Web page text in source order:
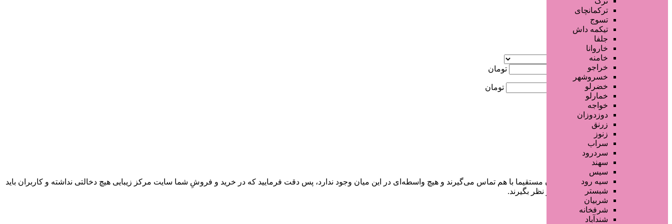
ترکمانچای
تسوج
تیکمه داش
جلفا
خاروانا
خامنه
خراجو
خسروشهر
خضرلو
خمارلو
خواجه
دوزدوزان
زرنق
زنوز
سراب
سردرود
سهند
سیس
سیه رود
شبستر
شربیان
شرفخانه
شندآباد
آگهی ویژه
کمترین قیمت
تومان
بیشترین قیمت تومان
در سایت تبلیغاتی مرکز زیبایی کاربران مستقیما با هم تماس می‌گیرند و هیچ واسطه‌ای در این میان وجود ندارد، پس دقت فرمایید که در خرید و فروشِ شما سایت مرکز زیبایی هیچ دخالتی نداشته و کاربران باید
خودشان جنبه‌های مختلف امنیتی را در نظر بگیرند.